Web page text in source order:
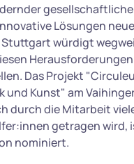
Lösungen
würdigt
Das Projekt
Kunst" am
durch die Mitarbeit
getragen wird,
nominiert.